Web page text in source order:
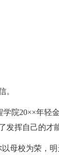
。
院20××年轻
挥自己的才
母校为荣，